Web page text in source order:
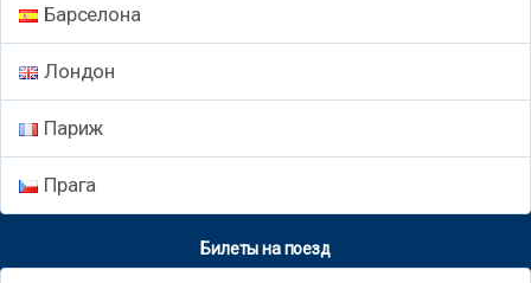
Барселона
Лондон
Париж
Прага
Билеты на поезд